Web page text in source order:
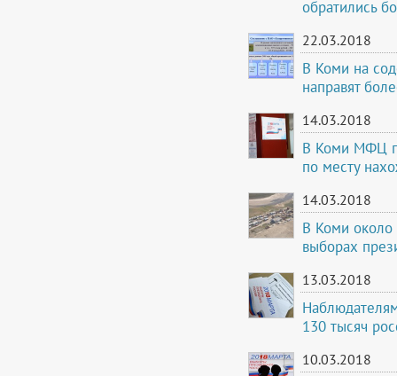
обратились
22.03.2018
В Коми на
направят
14.03.2018
В Коми МФЦ
по месту
14.03.2018
В Коми около
выборах
13.03.2018
130 тысяч
10.03.2018